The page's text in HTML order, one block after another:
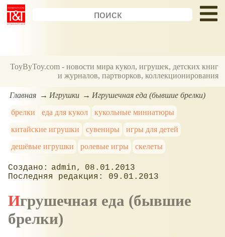
ToyByToy.com - новости мира кукол, игрушек, детских книг
и журналов, партворков, коллекционирования
Главная Игрушки
Игрушечная еда (бывшие брелки)
брелки
еда для кукол
кукольные миниатюры
китайские игрушки
сувениры
игры для детей
дешёвые игрушки
ролевые игры скелеты
admin
08.01.2013
09.01.2013
Игрушечная еда (бывшие
брелки)